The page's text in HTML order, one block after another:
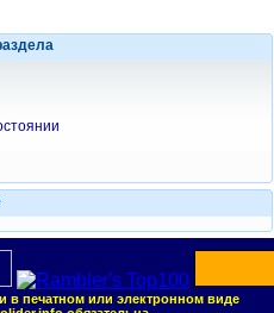
печатном или электронном виде